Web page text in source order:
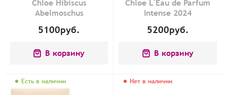
Chloe Hibiscus
Abelmoschus
5100руб.
В корзину
Chloe L'Eau de Parfum
Intense 2024
5200руб.
В корзину
Есть в наличии Нет в наличии